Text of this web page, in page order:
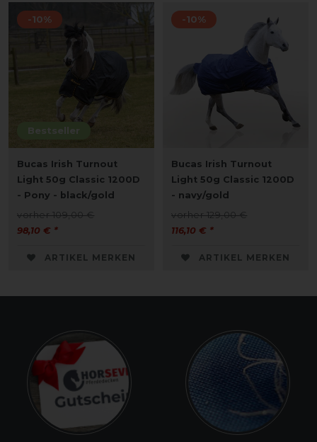
Bestseller
-10%
Bucas Irish Turnout
Light 50g Classic 1200D
- Pony - black/gold
vorher 109,00 €
98,10 € *
ARTIKEL MERKEN
-10%
Bucas Irish Turnout
Light 50g Classic 1200D
- navy/gold
vorher 129,00 €
116,10 € *
ARTIKEL MERKEN